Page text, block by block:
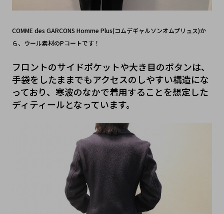
COMME des GARCONS Homme Plus(コムデギャルソンオムプリュス)か
ら、ウール素材のPコートです！
フロントのサイドポケットや大き目のボタンは、
手袋をしたままでもアクセスのしやすい構造にな
っており、寒波のなかで着用することを想定した
ディティールとなっています。